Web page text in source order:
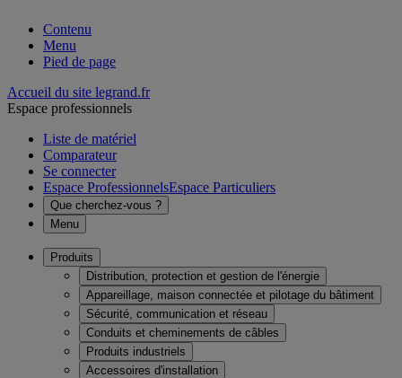
Contenu
Menu
Pied de page
Accueil du site legrand.fr
Espace professionnels
Liste de matériel
Comparateur
Se connecter
Espace ProfessionnelsEspace Particuliers
Que cherchez-vous ?
Menu
Produits
Distribution, protection et gestion de l'énergie
Appareillage, maison connectée et pilotage du bâtiment
Sécurité, communication et réseau
Conduits et cheminements de câbles
Produits industriels
Accessoires d'installation